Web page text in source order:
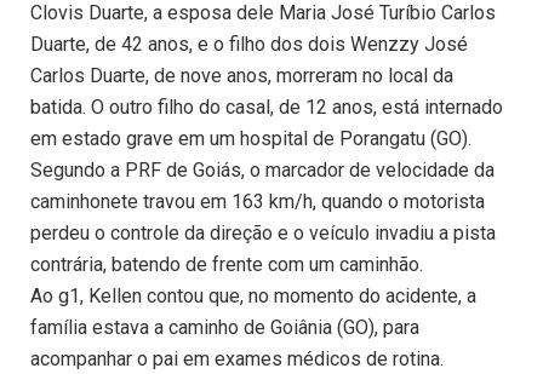
Clovis Duarte, a esposa dele Maria José Turíbio Carlos
Duarte, de 42 anos, e o filho dos dois Wenzzy José
Carlos Duarte, de nove anos, morreram no local da
batida. O outro filho do casal, de 12 anos, está internado
em estado grave em um hospital de Porangatu (GO).
Segundo a PRF de Goiás, o marcador de velocidade da
caminhonete travou em 163 km/h, quando o motorista
perdeu o controle da direção e o veículo invadiu a pista
contrária, batendo de frente com um caminhão.
Ao g1, Kellen contou que, no momento do acidente, a
família estava a caminho de Goiânia (GO), para
acompanhar o pai em exames médicos de rotina.